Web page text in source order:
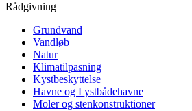
Rådgivning
Grundvand
Vandløb
Natur
Klimatilpasning
Kystbeskyttelse
Havne og Lystbådehavne
Moler og stenkonstruktioner